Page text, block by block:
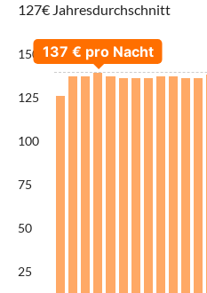
127€ Jahresdurchschnitt
150
125
100
75
50
25